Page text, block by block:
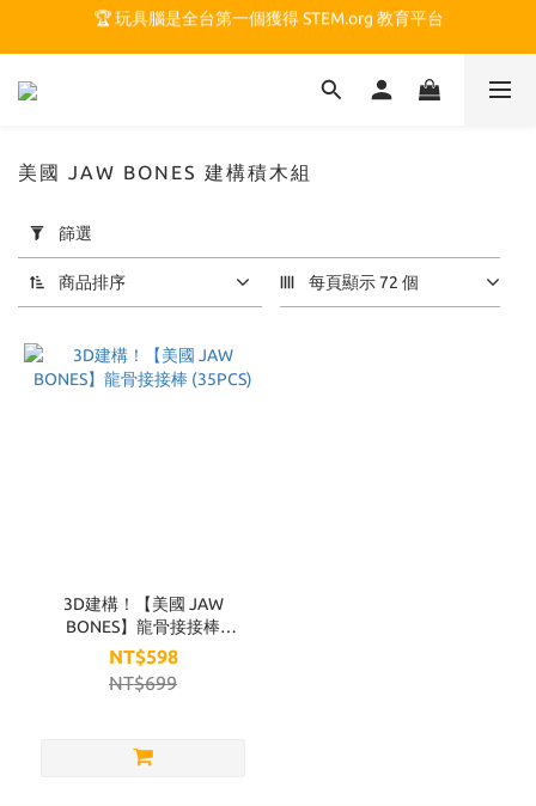
🏆 玩具腦是全台第一個獲得 STEM.org 教育平台
🏆 玩具腦是全台第一個獲得 STEM.org 教育平台
用
篩
選
(0/20)
價格
牌
BONES
美國 JAW BONES 建構積木組
篩選
商品排序 每頁顯示 72 個
3D建構！【美國 JAW
BONES】龍骨接接棒
(35PCS)
NT$598
NT$699